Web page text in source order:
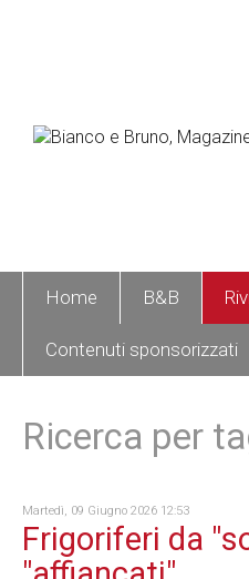
Home B&B
Contenuti sponsorizzati
Ricerca per
Martedì, 09 Giugno 2026 12:53
Frigoriferi da